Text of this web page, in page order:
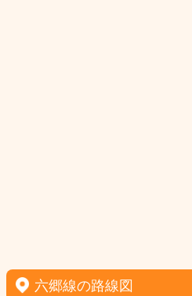
六郷線の路線図